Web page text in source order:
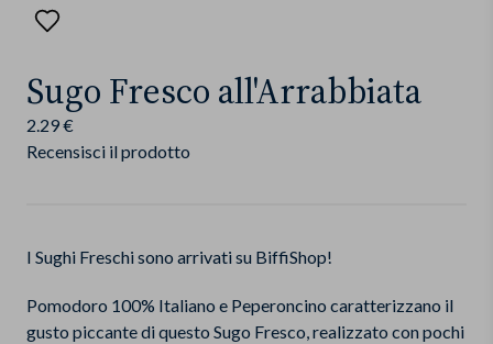
Aggiungi
Sugo Fresco all'Arrabbiata
2.29 €
Recensisci il prodotto
I Sughi Freschi sono arrivati su BiffiShop!
Pomodoro 100% Italiano e Peperoncino caratterizzano il
gusto piccante di questo Sugo Fresco, realizzato con pochi